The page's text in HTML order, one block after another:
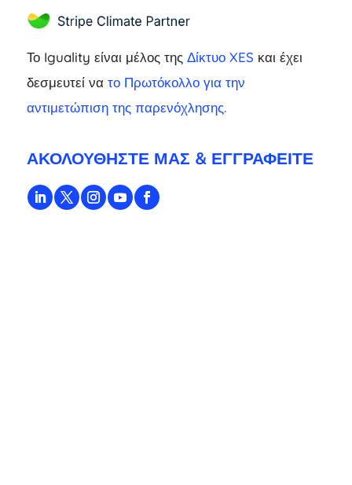
Το Iguality είναι μέλος της Δίκτυο XES και έχει
δεσμευτεί να το Πρωτόκολλο για την
αντιμετώπιση της παρενόχλησης.
ΑΚΟΛΟΥΘΉΣΤΕ ΜΑΣ & ΕΓΓΡΑΦΕΊΤΕ